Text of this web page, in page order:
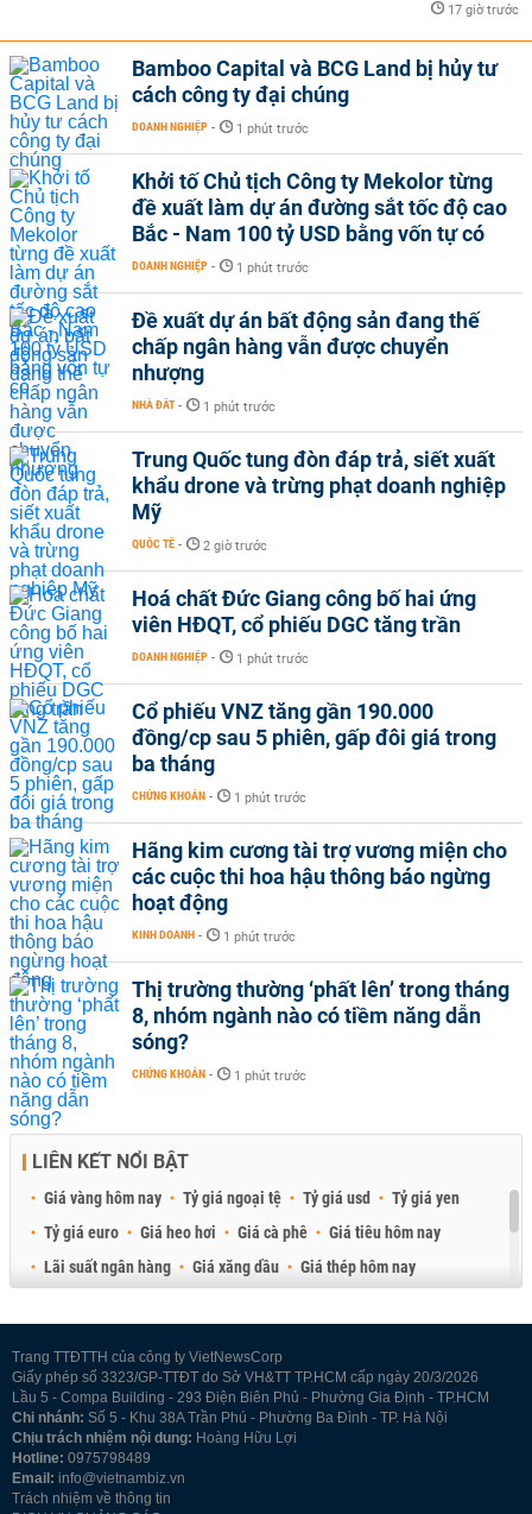
17 giờ trước
Bamboo Capital và BCG Land bị hủy tư
cách công ty đại chúng
DOANH NGHIỆP - 1 phút trước
Khởi tố Chủ tịch Công ty Mekolor từng
đề xuất làm dự án đường sắt tốc độ cao
Bắc - Nam 100 tỷ USD bằng vốn tự có
DOANH NGHIỆP - 1 phút trước
Đề xuất dự án bất động sản đang thế
chấp ngân hàng vẫn được chuyển
nhượng
NHÀ ĐẤT - 1 phút trước
Trung Quốc tung đòn đáp trả, siết xuất
khẩu drone và trừng phạt doanh nghiệp
Mỹ
QUỐC TẾ - 2 giờ trước
Hoá chất Đức Giang công bố hai ứng
viên HĐQT, cổ phiếu DGC tăng trần
DOANH NGHIỆP - 1 phút trước
Cổ phiếu VNZ tăng gần 190.000
đồng/cp sau 5 phiên, gấp đôi giá trong
ba tháng
CHỨNG KHOÁN - 1 phút trước
Hãng kim cương tài trợ vương miện cho
các cuộc thi hoa hậu thông báo ngừng
hoạt động
KINH DOANH - 1 phút trước
Thị trường thường ‘phất lên’ trong tháng
8, nhóm ngành nào có tiềm năng dẫn
sóng?
CHỨNG KHOÁN - 1 phút trước
LIÊN KẾT NỔI BẬT
Giá vàng hôm nay Tỷ giá ngoại tệ Tỷ giá usd
Tỷ giá yen
Tỷ giá euro
Giá heo hơi Giá cà phê
Giá tiêu hôm nay
Lãi suất ngân hàng
Giá xăng dầu
Giá thép hôm nay
Trang TTĐTTH của công ty VietNewsCorp
Giấy phép số 3323/GP-TTĐT do Sở VH&TT TP.HCM cấp ngày 20/3/2026
Lầu 5 - Compa Building - 293 Điện Biên Phủ - Phường Gia Định - TP.HCM
Chi nhánh: Số 5 - Khu 38A Trần Phú - Phường Ba Đình - TP. Hà Nội
Chịu trách nhiệm nội dung: Hoàng Hữu Lợi
Hotline: 0975798489
Email: info@vietnambiz.vn
Trách nhiệm về thông tin